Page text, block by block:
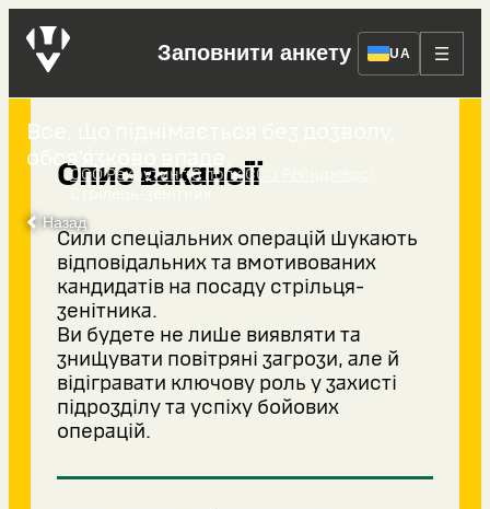
Заповнити анкету UA
ССО Рекрутинг›6 полк ССО Рейнджерс
Назад
Стрілець-зенітник
Все, що піднімається без дозволу,
обов’язково впаде.
Опис вакансії
Сили спеціальних операцій шукають
відповідальних та вмотивованих
кандидатів на посаду стрільця-
зенітника.
Ви будете не лише виявляти та
знищувати повітряні загрози, але й
відігравати ключову роль у захисті
підрозділу та успіху бойових
операцій.